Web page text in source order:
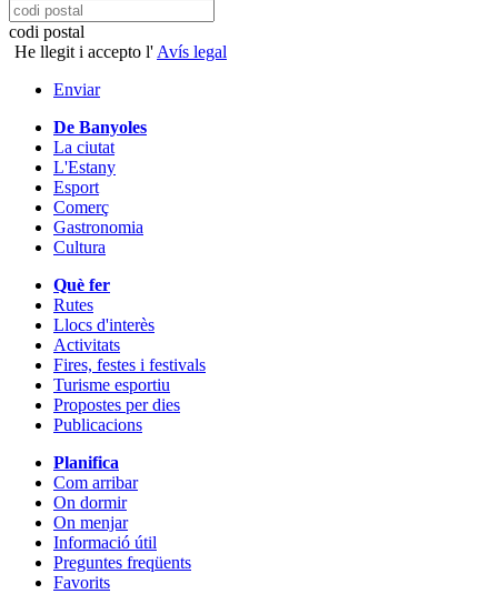
codi postal
He llegit i accepto l' Avís legal
Enviar
De Banyoles
La ciutat
L'Estany
Esport
Comerç
Gastronomia
Cultura
Què fer
Rutes
Llocs d'interès
Activitats
Fires, festes i festivals
Turisme esportiu
Propostes per dies
Publicacions
Planifica
Com arribar
On dormir
On menjar
Informació útil
Preguntes freqüents
Favorits